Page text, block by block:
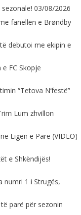
03/08/2026
fanellën e Brøndby
debutoi me ekipin e
e FC Skopje
“Tetova N’festë”
Lum zhvillon
Ligën e Parë (VIDEO)
e Shkëndijës!
numri 1 i Strugës,
parë për sezonin